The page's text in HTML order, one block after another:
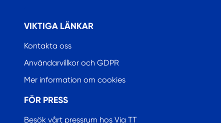
VIKTIGA LÄNKAR
Kontakta oss
Användarvillkor och GDPR
Mer information om cookies
FÖR PRESS
Besök vårt pressrum hos Via TT